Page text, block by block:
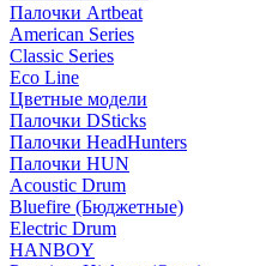
Палочки Artbeat
American Series
Classic Series
Eco Line
Цветные модели
Палочки DSticks
Палочки HeadHunters
Палочки HUN
Acoustic Drum
Bluefire (Бюджетные)
Electric Drum
HANBOY